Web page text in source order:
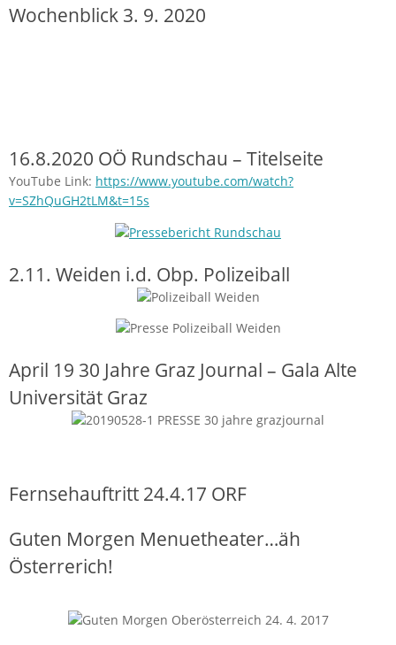
Wochenblick 3. 9. 2020
16.8.2020 OÖ Rundschau – Titelseite
YouTube Link: https://www.youtube.com/watch?
v=SZhQuGH2tLM&t=15s
2.11. Weiden i.d. Obp. Polizeiball
April 19 30 Jahre Graz Journal – Gala Alte
Universität Graz
Fernsehauftritt 24.4.17 ORF
Guten Morgen Menuetheater…äh
Österrerich!